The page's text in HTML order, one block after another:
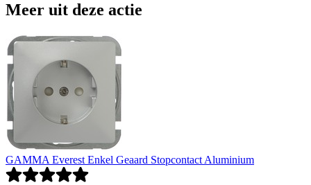
Meer uit deze actie
GAMMA Everest Enkel Geaard Stopcontact Aluminium